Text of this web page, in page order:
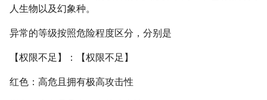
人生物以及幻象种。
异常的等级按照危险程度区分，分别是
【权限不足】：【权限不足】
红色：高危且拥有极高攻击性